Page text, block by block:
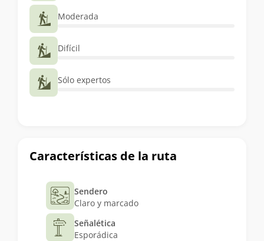
Características de la ruta
Sendero
Claro y marcado
Señalética
Esporádica
Moderada
Difícil
Sólo expertos